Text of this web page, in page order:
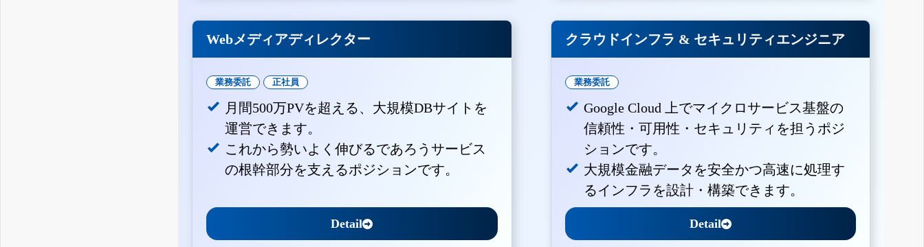
Webメディアディレクター
業務委託 正社員
月間500万PVを超える、大規模DBサイトを
運営できます。
これから勢いよく伸びるであろうサービス
の根幹部分を支えるポジションです。
Detail
クラウドインフラ & セキュリティエンジニア
業務委託
Google Cloud 上でマイクロサービス基盤の
信頼性・可用性・セキュリティを担うポジ
ションです。
大規模金融データを安全かつ高速に処理す
るインフラを設計・構築できます。
Detail